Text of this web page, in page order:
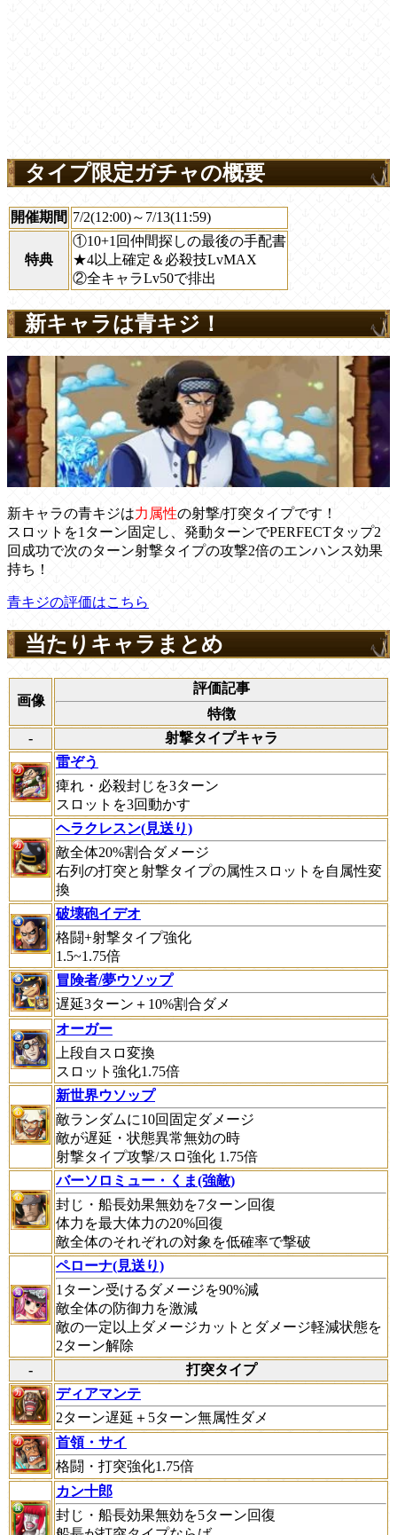
タイプ限定ガチャの概要
開催期間 7/2(12:00)～7/13(11:59)
特典
①10+1回仲間探しの最後の手配書
★4以上確定＆必殺技LvMAX
②全キャラLv50で排出
新キャラは青キジ！
新キャラの青キジは力属性の射撃/打突タイプです！
スロットを1ターン固定し、発動ターンでPERFECTタップ2
回成功で次のターン射撃タイプの攻撃2倍のエンハンス効果
持ち！
青キジの評価はこちら
当たりキャラまとめ
画像
評価記事
特徴
-
射撃タイプキャラ
雷ぞう
痺れ・必殺封じを3ターン
スロットを3回動かす
ヘラクレスン(見送り)
敵全体20%割合ダメージ
右列の打突と射撃タイプの属性スロットを自属性変
換
破壊砲イデオ
格闘+射撃タイプ強化
1.5~1.75倍
冒険者/夢ウソップ
遅延3ターン＋10%割合ダメ
オーガー
上段自スロ変換
スロット強化1.75倍
新世界ウソップ
敵ランダムに10回固定ダメージ
敵が遅延・状態異常無効の時
射撃タイプ攻撃/スロ強化 1.75倍
バーソロミュー・くま(強敵)
封じ・船長効果無効を7ターン回復
体力を最大体力の20%回復
敵全体のそれぞれの対象を低確率で撃破
ペローナ(見送り)
1ターン受けるダメージを90%減
敵全体の防御力を激減
敵の一定以上ダメージカットとダメージ軽減状態を
2ターン解除
-
打突タイプ
ディアマンテ
2ターン遅延＋5ターン無属性ダメ
首領・サイ
格闘・打突強化1.75倍
カン十郎
封じ・船長効果無効を5ターン回復